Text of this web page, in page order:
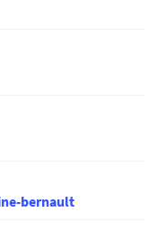
bernault